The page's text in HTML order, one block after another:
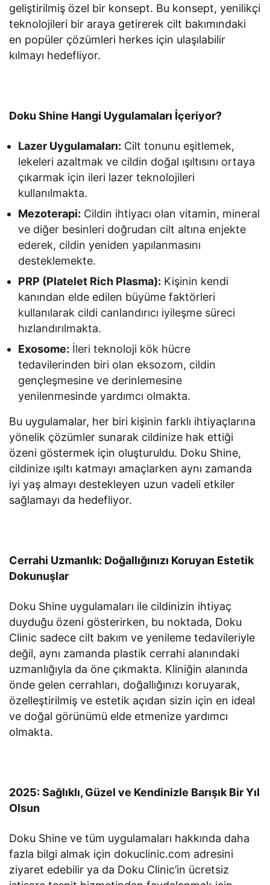
geliştirilmiş özel bir konsept. Bu konsept, yenilikçi
teknolojileri bir araya getirerek cilt bakımındaki
en popüler çözümleri herkes için ulaşılabilir
kılmayı hedefliyor.
Doku Shine Hangi Uygulamaları İçeriyor?
Lazer Uygulamaları: Cilt tonunu eşitlemek,
lekeleri azaltmak ve cildin doğal ışıltısını ortaya
çıkarmak için ileri lazer teknolojileri
kullanılmakta.
Mezoterapi: Cildin ihtiyacı olan vitamin, mineral
ve diğer besinleri doğrudan cilt altına enjekte
ederek, cildin yeniden yapılanmasını
desteklemekte.
PRP (Platelet Rich Plasma): Kişinin kendi
kanından elde edilen büyüme faktörleri
kullanılarak cildi canlandırıcı iyileşme süreci
hızlandırılmakta.
Exosome: İleri teknoloji kök hücre
tedavilerinden biri olan eksozom, cildin
gençleşmesine ve derinlemesine
yenilenmesinde yardımcı olmakta.
Bu uygulamalar, her biri kişinin farklı ihtiyaçlarına
yönelik çözümler sunarak cildinize hak ettiği
özeni göstermek için oluşturuldu. Doku Shine,
cildinize ışıltı katmayı amaçlarken aynı zamanda
iyi yaş almayı destekleyen uzun vadeli etkiler
sağlamayı da hedefliyor.
Cerrahi Uzmanlık: Doğallığınızı Koruyan Estetik
Dokunuşlar
Doku Shine uygulamaları ile cildinizin ihtiyaç
duyduğu özeni gösterirken, bu noktada, Doku
Clinic sadece cilt bakım ve yenileme tedavileriyle
değil, aynı zamanda plastik cerrahi alanındaki
uzmanlığıyla da öne çıkmakta. Kliniğin alanında
önde gelen cerrahları, doğallığınızı koruyarak,
özelleştirilmiş ve estetik açıdan sizin için en ideal
ve doğal görünümü elde etmenize yardımcı
olmakta.
2025: Sağlıklı, Güzel ve Kendinizle Barışık Bir Yıl
Olsun
Doku Shine ve tüm uygulamaları hakkında daha
fazla bilgi almak için dokuclinic.com adresini
ziyaret edebilir ya da Doku Clinic’in ücretsiz